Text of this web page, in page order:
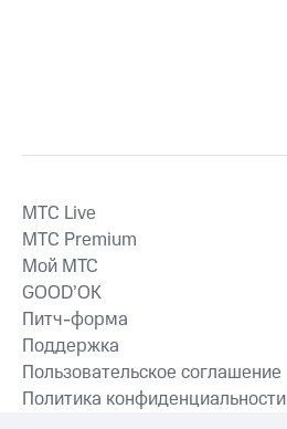
MTС Live
MTС Premium
Мой МТС
GOOD’OK
Питч-форма
Поддержка
Пользовательское соглашение
Политика конфиденциальности